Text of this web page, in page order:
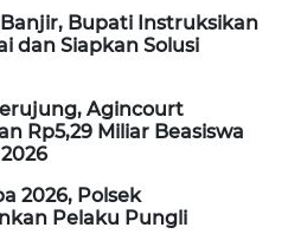
Bupati Instruksikan
dan Siapkan Solusi
Agincourt
Rp5,29 Miliar Beasiswa
2026, Polsek
Pelaku Pungli